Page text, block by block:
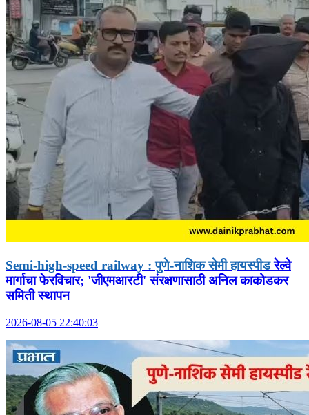
Semi-high-speed railway : पुणे-नाशिक सेमी हायस्पीड रेल्वे
मार्गाचा फेरविचार; 'जीएमआरटी' संरक्षणासाठी अनिल काकोडकर
समिती स्थापन
2026-08-05 22:40:03